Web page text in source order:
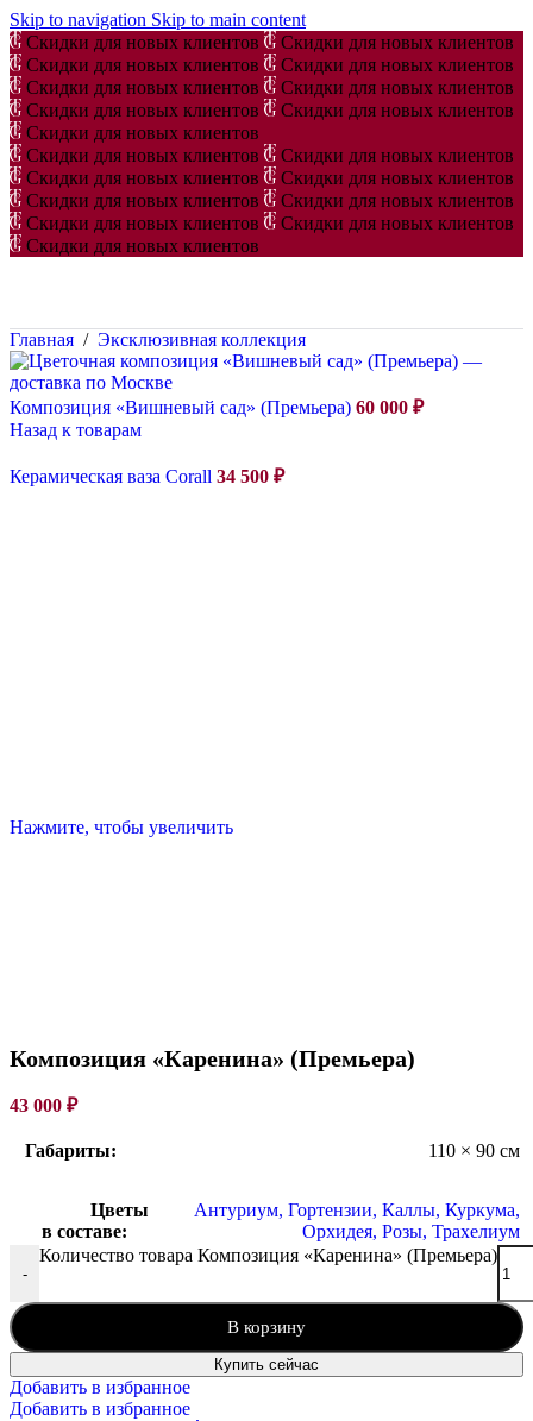
Skip to navigation Skip to main content
Скидки для новых клиентов
Скидки для новых клиентов
Скидки для новых клиентов
Скидки для новых клиентов
Скидки для новых клиентов
Скидки для новых клиентов
Скидки для новых клиентов
Скидки для новых клиентов
Скидки для новых клиентов
Скидки для новых клиентов
Скидки для новых клиентов
Скидки для новых клиентов
Скидки для новых клиентов
Скидки для новых клиентов
Скидки для новых клиентов
Скидки для новых клиентов
Скидки для новых клиентов
Скидки для новых клиентов
Главная / Эксклюзивная коллекция
Композиция «Вишневый сад» (Премьера) 60 000 ₽
Назад к товарам
Керамическая ваза Corall 34 500 ₽
Нажмите, чтобы увеличить
Композиция «Каренина» (Премьера)
43 000 ₽
Габариты: 110 × 90 см
Цветы
в составе:
Антуриум, Гортензии, Каллы, Куркума,
Орхидея, Розы, Трахелиум
-
Количество товара Композиция «Каренина» (Премьера)
В корзину
Купить сейчас
Добавить в избранное
Добавить в избранное